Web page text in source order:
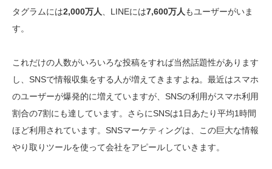
タグラムには2,000万人 、LINEには7,600万人 もユーザーがいま
す。
これだけの人数がいろいろな投稿をすれば当然話題性があります
し、SNSで情報収集をする人が増えてきますよね。最近はスマホ
のユーザーが爆発的に増えていますが、SNSの利用がスマホ利用
割合の7割にも達しています。さらにSNSは1日あたり平均1時間
ほど利用されています。SNSマーケティングは、この巨大な情報
やり取りツールを使って会社をアピールしていきます。